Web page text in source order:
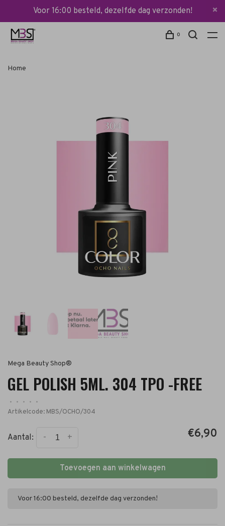
Voor 16:00 besteld, dezelfde dag verzonden!
0
Home
Mega Beauty Shop®
GEL POLISH 5ML. 304 TPO -FREE
• • • •
•
Artikelcode: MBS/OCHO/304
Aantal: +
- €6,90
Toevoegen aan winkelwagen
Voor 16:00 besteld, dezelfde dag verzonden!